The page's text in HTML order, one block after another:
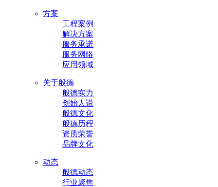
方案
工程案例
解决方案
服务承诺
服务网络
应用领域
关于般德
般德实力
创始人说
般德文化
般德历程
资质荣誉
品牌文化
动态
般德动态
行业聚焦